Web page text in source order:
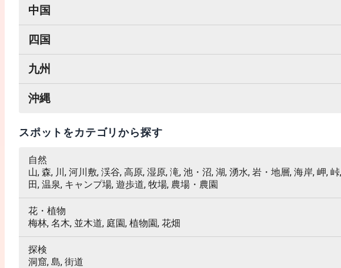
中国
四国
九州
沖縄
スポットをカテゴリから探す
自然
山, 森, 川, 河川敷, 渓谷, 高原, 湿原, 滝, 池・沼, 湖, 湧水, 岩・地層, 海岸, 岬,
田, 温泉, キャンプ場, 遊歩道, 牧場, 農場・農園
花・植物
梅林, 名木, 並木道, 庭園, 植物園, 花畑
探検
洞窟, 島, 街道